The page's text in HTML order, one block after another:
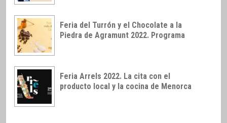
Feria del Turrón y el Chocolate a la
Piedra de Agramunt 2022. Programa
Feria Arrels 2022. La cita con el
producto local y la cocina de Menorca